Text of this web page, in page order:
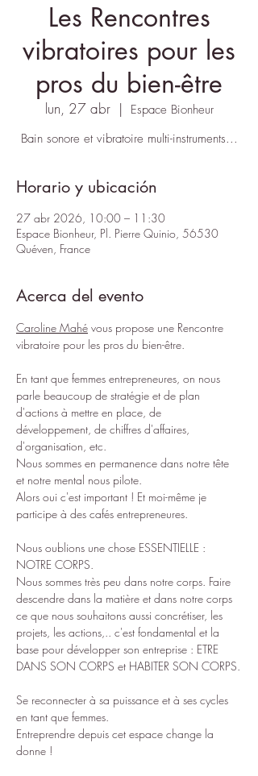
Les Rencontres
vibratoires pour les
pros du bien-être
lun, 27 abr
  |
Espace Bionheur
Bain sonore et vibratoire multi-instruments...
Horario y ubicación
27 abr 2026, 10:00 – 11:30
Espace Bionheur, Pl. Pierre Quinio, 56530
Quéven, France
Acerca del evento
Caroline Mahé vous propose une Rencontre
vibratoire pour les pros du bien-être.
En tant que femmes entrepreneures, on nous
parle beaucoup de stratégie et de plan
d'actions à mettre en place, de
développement, de chiffres d'affaires,
d'organisation, etc.
Nous sommes en permanence dans notre tête
et notre mental nous pilote.
Alors oui c'est important ! Et moi-même je
participe à des cafés entrepreneures.
Nous oublions une chose ESSENTIELLE :
NOTRE CORPS.
Nous sommes très peu dans notre corps. Faire
descendre dans la matière et dans notre corps
ce que nous souhaitons aussi concrétiser, les
projets, les actions,.. c'est fondamental et la
base pour développer son entreprise : ETRE
DANS SON CORPS et HABITER SON CORPS.
Se reconnecter à sa puissance et à ses cycles
en tant que femmes.
Entreprendre depuis cet espace change la
donne !